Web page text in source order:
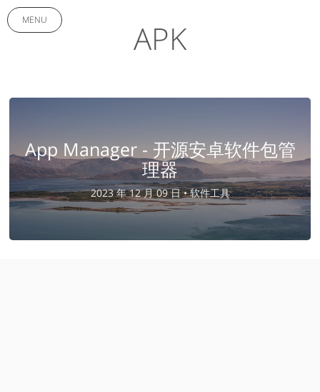
MENU APK
App Manager - 开源安卓软件包管
理器
2023 年 12 月 09 日 •软件工具